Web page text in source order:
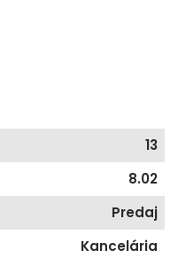
13
8.02
Predaj
Kancelária